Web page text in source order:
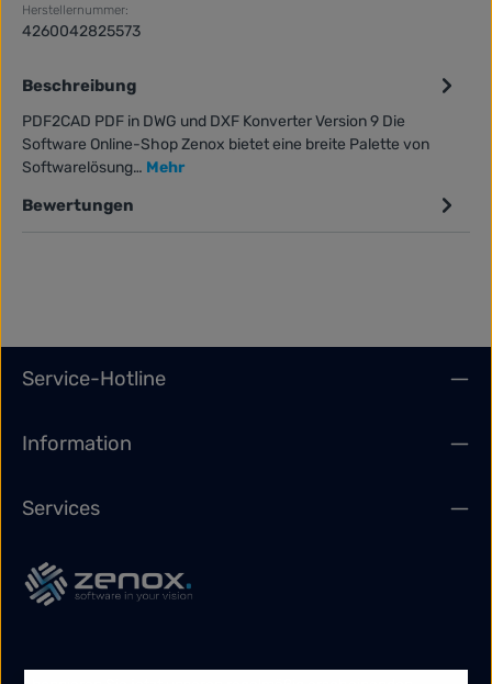
Herstellernummer:
4260042825573
Beschreibung
PDF2CAD PDF in DWG und DXF Konverter Version 9 Die
Software Online-Shop Zenox bietet eine breite Palette von
Softwarelösung… Mehr
Bewertungen
Service-Hotline
Information
Services